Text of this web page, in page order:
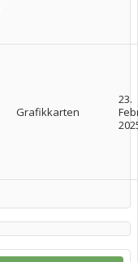
Grafikkarten
23.